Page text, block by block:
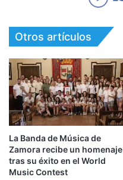
Otros artículos
La Banda de Música de
Zamora recibe un homenaje
tras su éxito en el World
Music Contest